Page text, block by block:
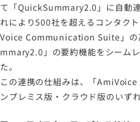
て「QuickSummary2.0」に自動
れにより500社を超えるコンタク
Voice Communication Suite」の
mmary2.0」の要約機能をシーム
た。
この連携の仕組みは、「
ンプレミス版・クラウド版のいず